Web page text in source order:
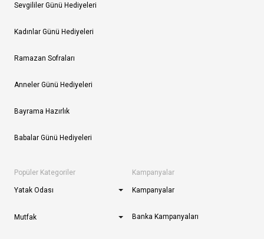
Sevgililer Günü Hediyeleri
Kadınlar Günü Hediyeleri
Ramazan Sofraları
Anneler Günü Hediyeleri
Bayrama Hazırlık
Babalar Günü Hediyeleri
Popüler Kategoriler
Yatak Odası
Mutfak
Kampanyalar
Kampanyalar
Banka Kampanyaları